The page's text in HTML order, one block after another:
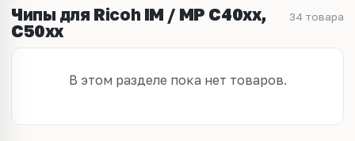
Чипы для Ricoh IM / MP C40xx,
C50xx
34 товара
В этом разделе пока нет товаров.